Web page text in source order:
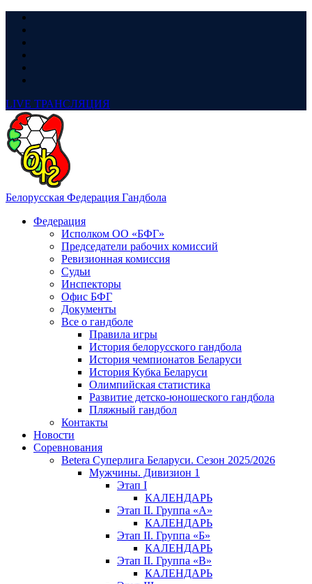
LIVE ТРАНСЛЯЦИЯ
Белорусская Федерация Гандбола
Федерация
Исполком ОО «БФГ»
Председатели рабочих комиссий
Ревизионная комиссия
Судьи
Инспекторы
Офис БФГ
Документы
Все о гандболе
Правила игры
История белорусского гандбола
История чемпионатов Беларуси
История Кубка Беларуси
Олимпийская статистика
Развитие детско-юношеского гандбола
Пляжный гандбол
Контакты
Новости
Соревнования
Betera Суперлига Беларуси. Сезон 2025/2026
Мужчины. Дивизион 1
Этап I
КАЛЕНДАРЬ
Этап II. Группа «А»
КАЛЕНДАРЬ
Этап II. Группа «Б»
КАЛЕНДАРЬ
Этап II. Группа «В»
КАЛЕНДАРЬ